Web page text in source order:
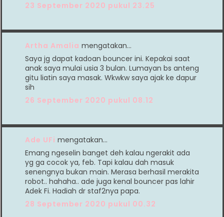
23 September 2020 pukul 23.25
Artha Amalia mengatakan…
Saya jg dapat kadoan bouncer ini. Kepakai saat
anak saya mulai usia 3 bulan. Lumayan bs anteng
gitu liatin saya masak. Wkwkw saya ajak ke dapur
sih
26 September 2020 pukul 08.12
Ade UFi mengatakan…
Emang ngeselin banget deh kalau ngerakit ada
yg ga cocok ya, feb. Tapi kalau dah masuk
senengnya bukan main. Merasa berhasil merakita
robot.. hahaha.. ade juga kenal bouncer pas lahir
Adek Fi. Hadiah dr staf2nya papa.
28 September 2020 pukul 00.32